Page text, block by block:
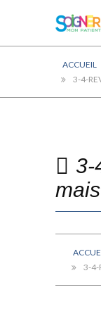
ACCUEIL
3-4-
3-
3-4-